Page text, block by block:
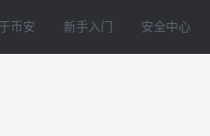
币安 新手入门 安全中心